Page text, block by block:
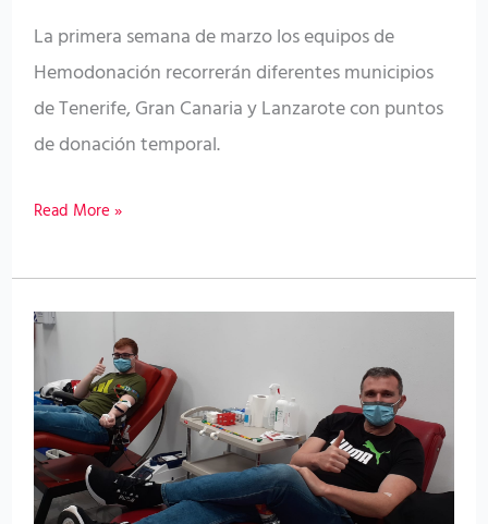
La primera semana de marzo los equipos de
Hemodonación recorrerán diferentes municipios
de Tenerife, Gran Canaria y Lanzarote con puntos
de donación temporal.
durante
y
después
del
de
Read More »
El
facilita
la
donación
de